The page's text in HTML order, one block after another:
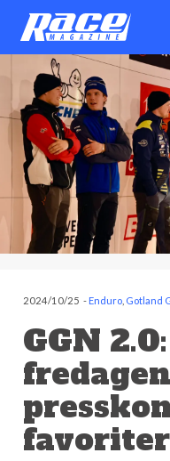
2024/10/25 -Enduro Gotland
GGN